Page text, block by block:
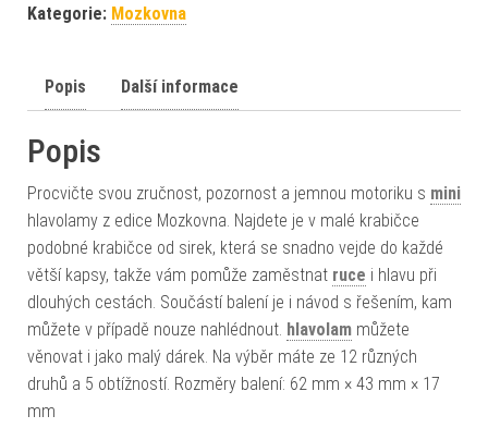
Kategorie: Mozkovna
Popis Další informace
Popis
Procvičte svou zručnost, pozornost a jemnou motoriku s mini
hlavolamy z edice Mozkovna. Najdete je v malé krabičce
podobné krabičce od sirek, která se snadno vejde do každé
větší kapsy, takže vám pomůže zaměstnat ruce i hlavu při
dlouhých cestách. Součástí balení je i návod s řešením, kam
můžete v případě nouze nahlédnout. hlavolam můžete
věnovat i jako malý dárek. Na výběr máte ze 12 různých
druhů a 5 obtížností. Rozměry balení: 62 mm × 43 mm × 17
mm